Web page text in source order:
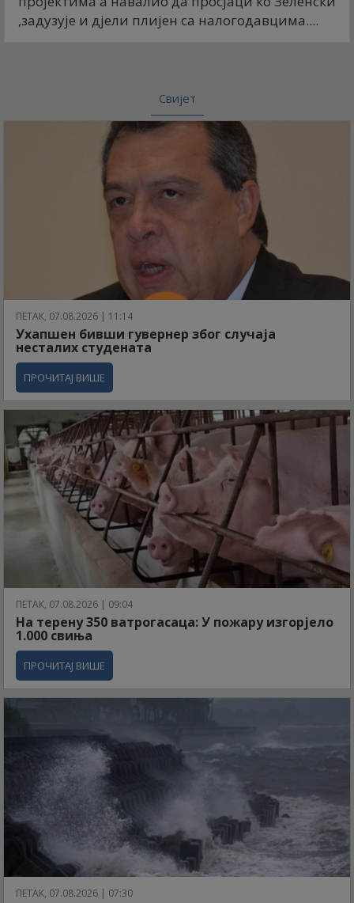
,задузује и дјели плијен са налогодавцима....
Свијет
ПЕТАК, 07.08.2026 | 11:14
Ухапшен бивши гувернер због случаја
несталих студената
ПРОЧИТАЈ ВИШЕ
ПЕТАК, 07.08.2026 | 09:04
На терену 350 ватрогасаца: У пожару изгорјело
1.000 свиња
ПРОЧИТАЈ ВИШЕ
ПЕТАК, 07.08.2026 | 07:30